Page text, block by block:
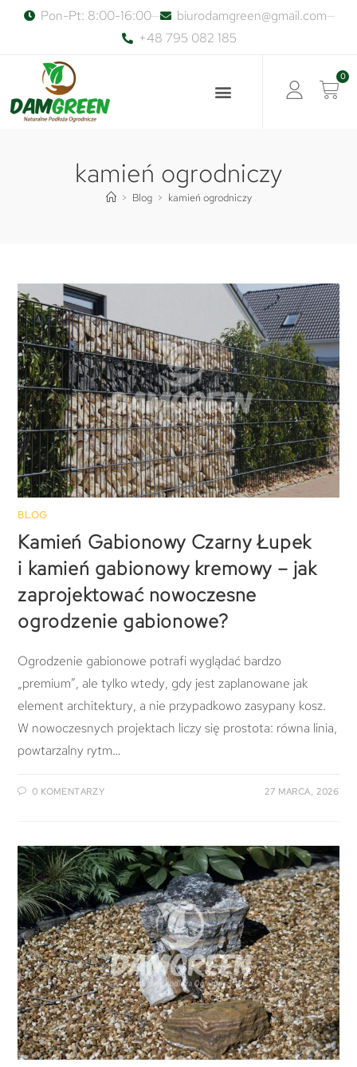
Pon-Pt: 8:00-16:00
biurodamgreen@gmail.com
+48 795 082 185
0
kamień ogrodniczy
> Blog > kamień ogrodniczy
BLOG
Kamień Gabionowy Czarny Łupek
i kamień gabionowy kremowy – jak
zaprojektować nowoczesne
ogrodzenie gabionowe?
Ogrodzenie gabionowe potrafi wyglądać bardzo
„premium”, ale tylko wtedy, gdy jest zaplanowane jak
element architektury, a nie przypadkowo zasypany kosz.
W nowoczesnych projektach liczy się prostota: równa linia,
powtarzalny rytm…
0 KOMENTARZY 27 MARCA, 2026